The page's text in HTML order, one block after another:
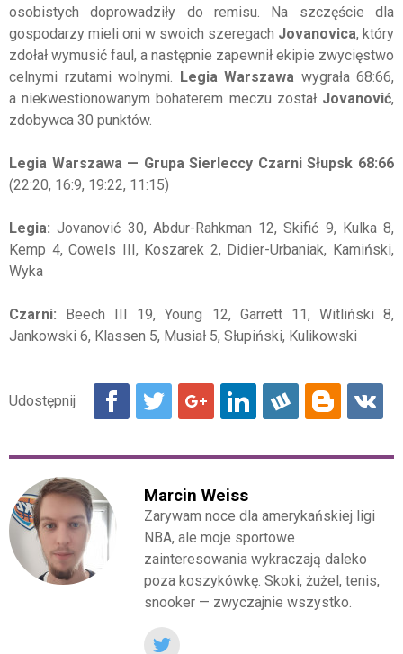
osobistych doprowadziły do remisu. Na szczęście dla
gospodarzy mieli oni w swoich szeregach Jovanovica, który
zdołał wymusić faul, a następnie zapewnił ekipie zwycięstwo
celnymi rzutami wolnymi. Legia Warszawa wygrała 68:66,
a niekwestionowanym bohaterem meczu został Jovanović,
zdobywca 30 punktów.
Legia Warszawa — Grupa Sierleccy Czarni Słupsk 68:66
(22:20, 16:9, 19:22, 11:15)
Legia: Jovanović 30, Abdur-Rahkman 12, Skifić 9, Kulka 8,
Kemp 4, Cowels III, Koszarek 2, Didier-Urbaniak, Kamiński,
Wyka
Czarni: Beech III 19, Young 12, Garrett 11, Witliński 8,
Jankowski 6, Klassen 5, Musiał 5, Słupiński, Kulikowski
Marcin Weiss
Zarywam noce dla amerykańskiej ligi
NBA, ale moje sportowe
zainteresowania wykraczają daleko
poza koszykówkę. Skoki, żużel, tenis,
snooker — zwyczajnie wszystko.